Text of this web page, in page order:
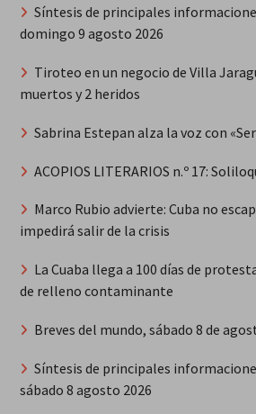
Síntesis de principales
domingo 9 agosto 2026
Tiroteo en un negocio de Villa
muertos y 2 heridos
Sabrina Estepan alza la voz con
ACOPIOS LITERARIOS n.º 17:
Marco Rubio advierte: Cuba no
impedirá salir de la crisis
La Cuaba llega a 100 días de
de relleno contaminante
Breves del mundo, sábado 8 de
Síntesis de principales
sábado 8 agosto 2026